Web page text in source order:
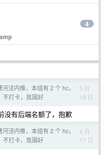
4
河泾内推，本组有 2 个 hc，
不打卡，氛围好
5 月
18 日
没有后端名额了，抱歉
河泾内推，本组有 2 个 hc，
不打卡，氛围好
4 月
17 日